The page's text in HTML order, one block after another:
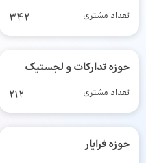
تعداد مشتری 342
حوزه تدارکات و لجستیک
تعداد مشتری 212
حوزه فرایار